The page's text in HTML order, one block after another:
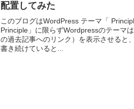
配置してみた
このブログはWordPress テーマ「
Principle」に限らずWordpressのテーマ
の過去記事へのリンク）を表示させる
書き続けていると...